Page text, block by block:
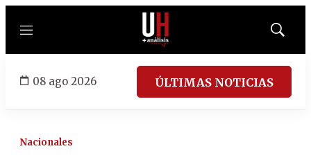
Menú
Mostrar
08 ago 2026 ÚLTIMAS NOTICIAS
Nacionales